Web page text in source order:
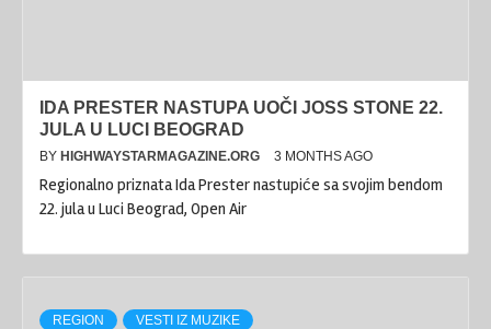
IDA PRESTER NASTUPA UOČI JOSS STONE 22.
JULA U LUCI BEOGRAD
BY HIGHWAYSTARMAGAZINE.ORG 3 MONTHS AGO
Regionalno priznata Ida Prester nastupiće sa svojim bendom
22. jula u Luci Beograd, Open Air
REGION VESTI IZ MUZIKE